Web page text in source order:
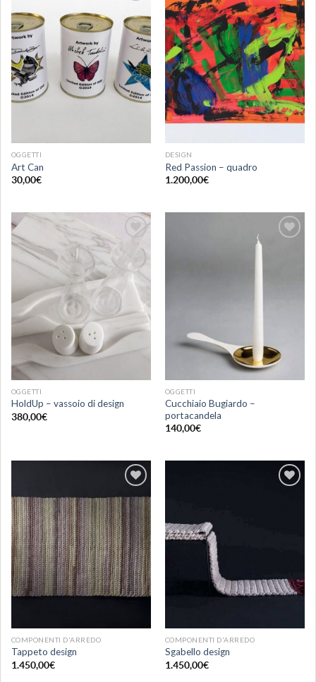
alla lista
dei
desideri
OGGETTI
Art Can
30,00€
Aggiungi
alla lista
dei
desideri
DESIGN
Red Passion – quadro
1.200,00€
Aggiungi
dei
desideri
OGGETTI
HoldUp – vassoio di design
380,00€
OGGETTI
Cucchiaio Bugiardo –
portacandela
140,00€
Aggiungi
alla lista
dei
desideri
COMPONENTI D'ARREDO
Tappeto design
1.450,00€
COMPONENTI D'ARREDO
Sgabello design
1.450,00€